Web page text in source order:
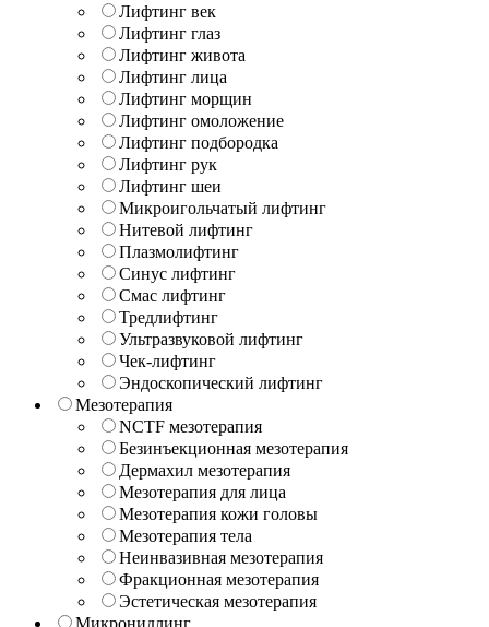
Лифтинг век
Лифтинг глаз
Лифтинг живота
Лифтинг лица
Лифтинг морщин
Лифтинг омоложение
Лифтинг подбородка
Лифтинг рук
Лифтинг шеи
Микроигольчатый лифтинг
Нитевой лифтинг
Плазмолифтинг
Синус лифтинг
Смас лифтинг
Тредлифтинг
Ультразвуковой лифтинг
Чек-лифтинг
Эндоскопический лифтинг
Мезотерапия
NCTF мезотерапия
Безинъекционная мезотерапия
Дермахил мезотерапия
Мезотерапия для лица
Мезотерапия кожи головы
Мезотерапия тела
Неинвазивная мезотерапия
Фракционная мезотерапия
Эстетическая мезотерапия
Микронидлинг